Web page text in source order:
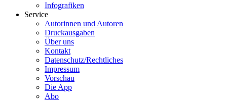
Infografiken
Service
Autorinnen und Autoren
Druckausgaben
Über uns
Kontakt
Datenschutz/Rechtliches
Impressum
Vorschau
Die App
Abo